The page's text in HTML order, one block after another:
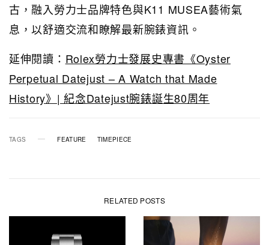
古，融入勞力士品牌特色與K11 MUSEA藝術氣
息，以舒適交流和瞭解最新腕錶資訊。
延伸閱讀： Rolex勞力士發展史專書《Oyster
Perpetual Datejust – A Watch that Made
History》| 紀念Datejust腕錶誕生80周年
TAGS FEATURE TIMEPIECE
RELATED POSTS